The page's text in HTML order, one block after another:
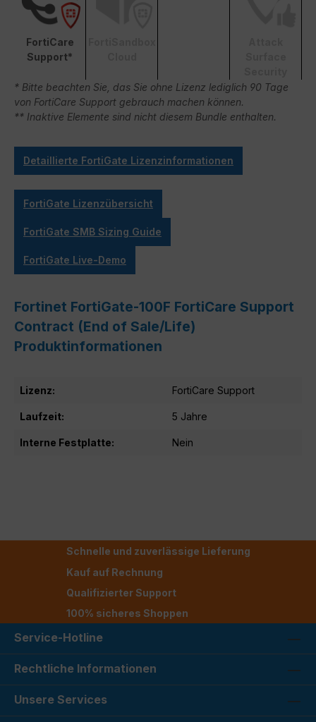
FortiCare
Support*
* Bitte beachten Sie, das Sie ohne Lizenz lediglich 90 Tage
von FortiCare Support gebrauch machen können.
** Inaktive Elemente sind nicht diesem Bundle enthalten.
Detaillierte FortiGate Lizenzinformationen
FortiGate Lizenzübersicht
FortiGate SMB Sizing Guide
FortiGate Live-Demo
Fortinet FortiGate-100F FortiCare Support
Contract (End of Sale/Life)
Produktinformationen
Lizenz: FortiCare Support
Laufzeit: 5 Jahre
Interne Festplatte: Nein
Schnelle und zuverlässige Lieferung
Kauf auf Rechnung
Qualifizierter Support
100% sicheres Shoppen
Service-Hotline
Rechtliche Informationen
Unsere Services